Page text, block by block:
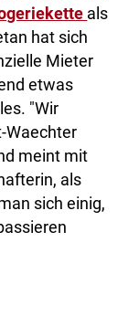
als
hat sich
Mieter
etwas
"Wir
Waechter
meint mit
als
sich einig,